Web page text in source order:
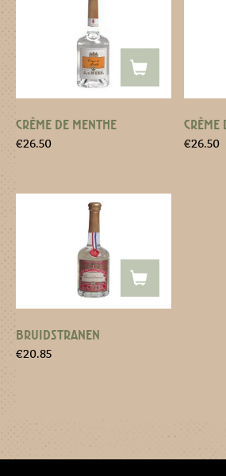
CRÈME DE MENTHE
€26.50
CRÈME
€26.50
BRUIDSTRANEN
€20.85